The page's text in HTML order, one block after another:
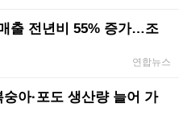
출 전년비 55% 증가…조
연합뉴스
숭아·포도 생산량 늘어 가